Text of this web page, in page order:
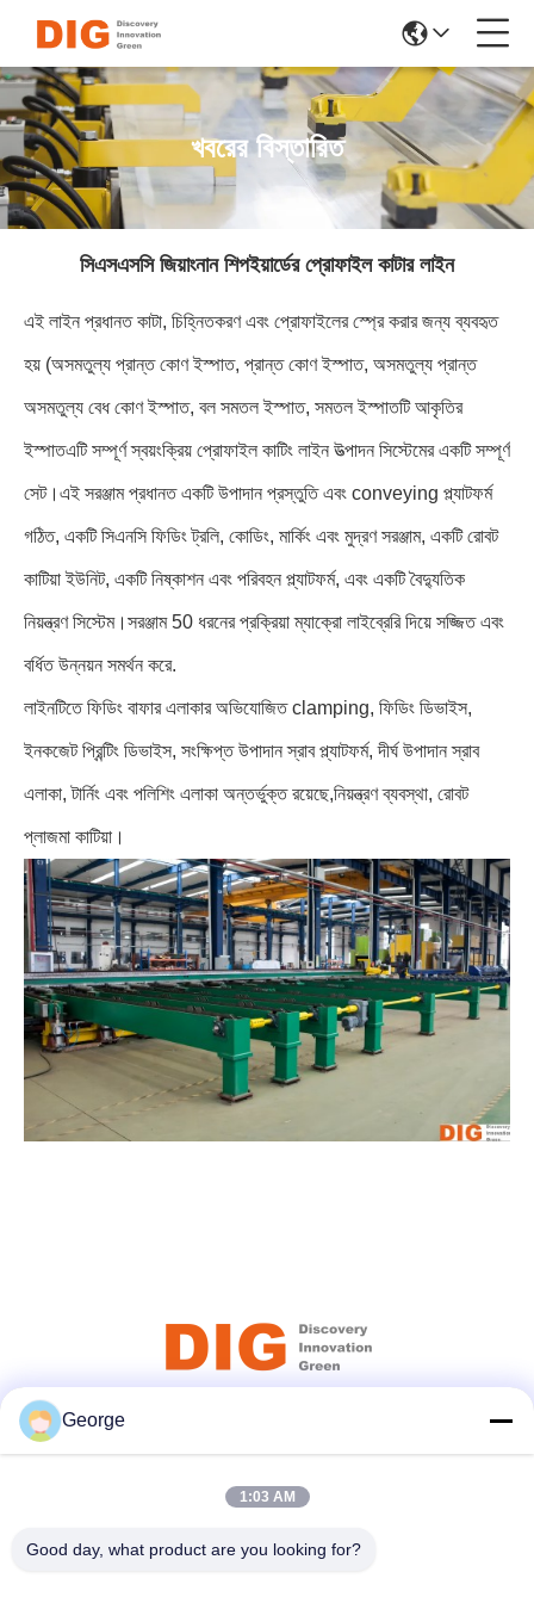
খবরের বিস্তারিত
সিএসএসসি জিয়াংনান শিপইয়ার্ডের প্রোফাইল কাটার লাইন
এই লাইন প্রধানত কাটা, চিহ্নিতকরণ এবং প্রোফাইলের স্প্রে করার জন্য ব্যবহৃত
হয় (অসমতুল্য প্রান্ত কোণ ইস্পাত, প্রান্ত কোণ ইস্পাত, অসমতুল্য প্রান্ত
অসমতুল্য বেধ কোণ ইস্পাত, বল সমতল ইস্পাত, সমতল ইস্পাতটি আকৃতির
ইস্পাতএটি সম্পূর্ণ স্বয়ংক্রিয় প্রোফাইল কাটিং লাইন উত্পাদন সিস্টেমের একটি সম্পূর্ণ
সেট।এই সরঞ্জাম প্রধানত একটি উপাদান প্রস্তুতি এবং conveying প্ল্যাটফর্ম
গঠিত, একটি সিএনসি ফিডিং ট্রলি, কোডিং, মার্কিং এবং মুদ্রণ সরঞ্জাম, একটি রোবট
কাটিয়া ইউনিট, একটি নিষ্কাশন এবং পরিবহন প্ল্যাটফর্ম, এবং একটি বৈদ্যুতিক
নিয়ন্ত্রণ সিস্টেম।সরঞ্জাম 50 ধরনের প্রক্রিয়া ম্যাক্রো লাইব্রেরি দিয়ে সজ্জিত এবং
বর্ধিত উন্নয়ন সমর্থন করে.
লাইনটিতে ফিডিং বাফার এলাকার অভিযোজিত clamping, ফিডিং ডিভাইস,
ইনকজেট প্রিন্টিং ডিভাইস, সংক্ষিপ্ত উপাদান স্রাব প্ল্যাটফর্ম, দীর্ঘ উপাদান স্রাব
এলাকা, টার্নিং এবং পলিশিং এলাকা অন্তর্ভুক্ত রয়েছে,নিয়ন্ত্রণ ব্যবস্থা, রোবট
প্লাজমা কাটিয়া।
দ্রুত যোগাযোগ
George
1:03 AM
Good day, what product are you looking for?